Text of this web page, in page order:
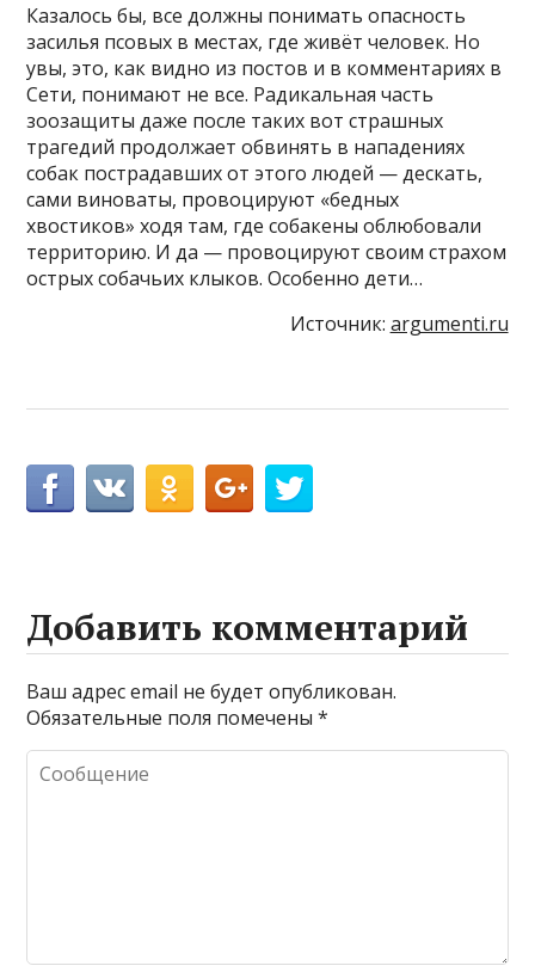
Казалось бы, все должны понимать опасность
засилья псовых в местах, где живёт человек. Но
увы, это, как видно из постов и в комментариях в
Сети, понимают не все. Радикальная часть
зоозащиты даже после таких вот страшных
трагедий продолжает обвинять в нападениях
собак пострадавших от этого людей — дескать,
сами виноваты, провоцируют «бедных
хвостиков» ходя там, где собакены облюбовали
территорию. И да — провоцируют своим страхом
острых собачьих клыков. Особенно дети…
Источник: argumenti.ru
Добавить комментарий
Ваш адрес email не будет опубликован.
Обязательные поля помечены*